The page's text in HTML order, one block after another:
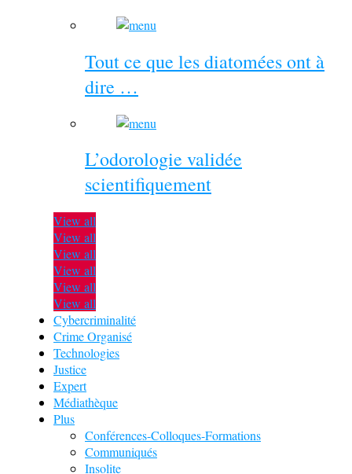
Tout ce que les diatomées ont à
dire …
L’odorologie validée
scientifiquement
View all
View all
View all
View all
View all
View all
Cybercriminalité
Crime Organisé
Technologies
Justice
Expert
Médiathèque
Plus
Conférences-Colloques-Formations
Communiqués
Insolite